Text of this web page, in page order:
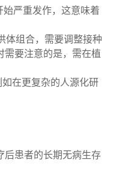
严重发作，这意味着
体组合，需要调整接种
需要注意的是，需在植
在更复杂的人源化研
后患者的长期无病生存